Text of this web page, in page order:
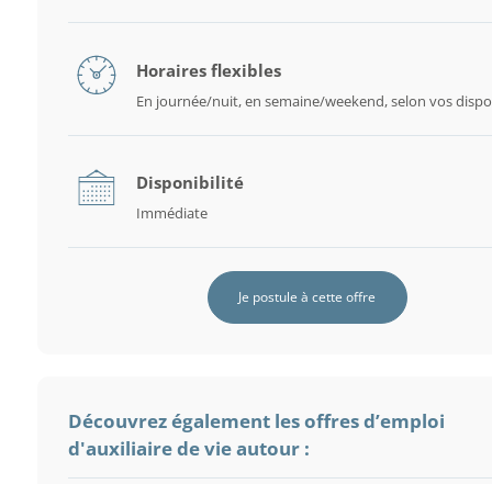
Horaires flexibles
En journée/nuit, en semaine/weekend, selon vos
Disponibilité
Immédiate
Je postule à cette offre
Découvrez également les offres d’emploi
d'auxiliaire de vie autour :